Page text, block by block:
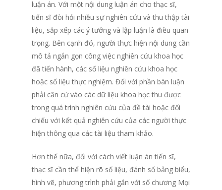
luận án. Với một nội dung luận án cho thạc sĩ,
tiến sĩ đòi hỏi nhiều sự nghiên cứu và thu thập tài
liệu, sắp xếp các ý tưởng và lập luận là điều quan
trọng. Bên cạnh đó, người thực hiện nội dung cần
mô tả ngắn gọn công việc nghiên cứu khoa học
đã tiến hành, các số liệu nghiên cứu khoa học
hoặc số liệu thực nghiệm. Đối với phần bàn luận
phải căn cứ vào các dữ liệu khoa học thu được
trong quá trình nghiên cứu của đề tài hoặc đối
chiếu với kết quả nghiên cứu của các người thực
hiện thông qua các tài liệu tham khảo.
Hơn thế nữa, đối với cách viết luận án tiến sĩ,
thạc sĩ cần thể hiện rõ số liệu, đánh số bảng biểu,
hình vẽ, phương trình phải gắn với số chương Mọi